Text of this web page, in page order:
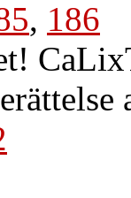
, 186